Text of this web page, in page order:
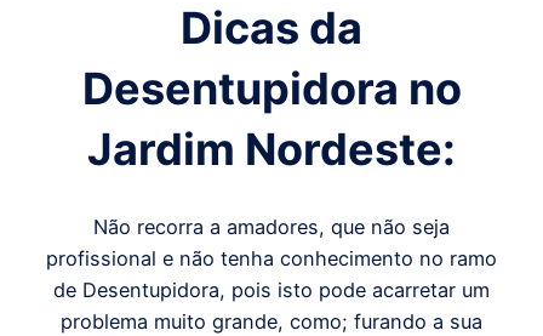
Dicas da
Desentupidora no
Jardim Nordeste:
Não recorra a amadores, que não seja
profissional e não tenha conhecimento no ramo
de Desentupidora, pois isto pode acarretar um
problema muito grande, como; furando a sua